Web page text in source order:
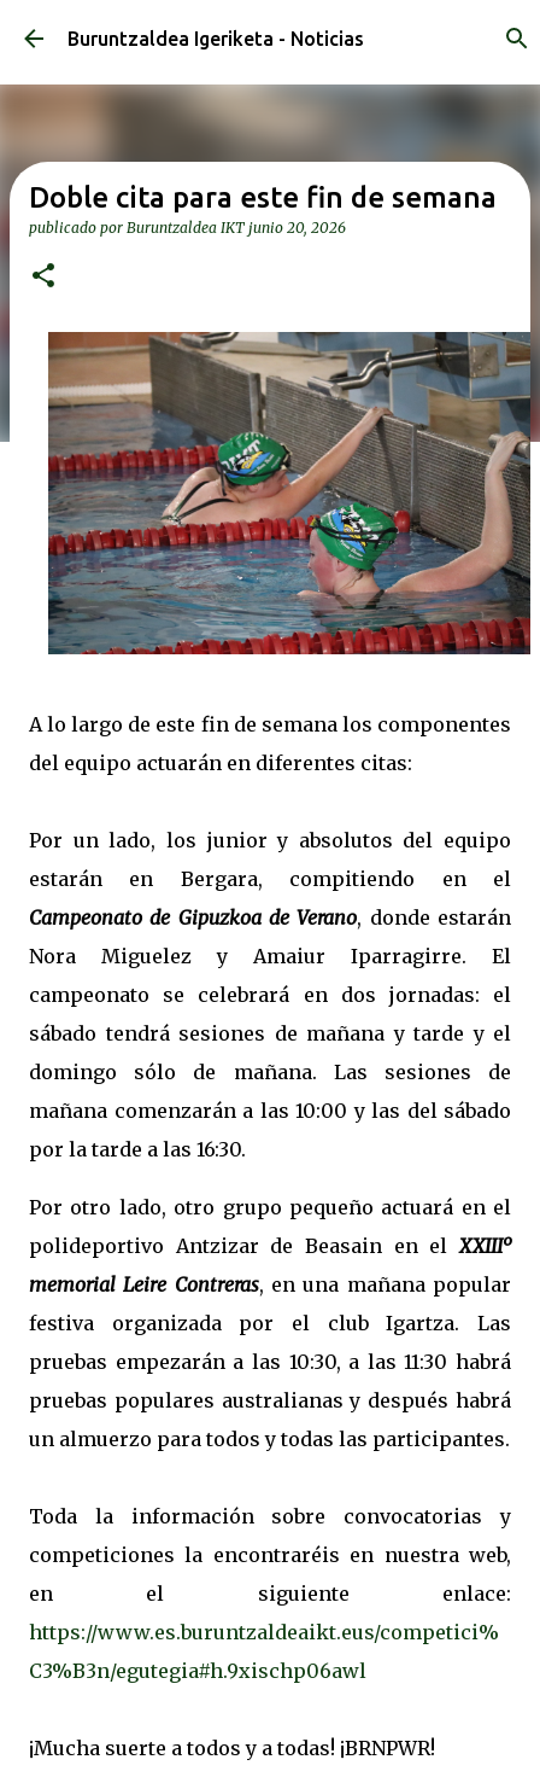
Ir al contenido principal
Buruntzaldea Igeriketa - Noticias
Doble cita para este fin de semana
publicado por Buruntzaldea IKT junio 20, 2026
A lo largo de este fin de semana los componentes
del equipo actuarán en diferentes citas:
Por un lado, los junior y absolutos del equipo
estarán en Bergara, compitiendo en el
Campeonato de Gipuzkoa de Verano, donde estarán
Nora Miguelez y Amaiur Iparragirre. El
campeonato se celebrará en dos jornadas: el
sábado tendrá sesiones de mañana y tarde y el
domingo sólo de mañana. Las sesiones de
mañana comenzarán a las 10:00 y las del sábado
por la tarde a las 16:30.
Por otro lado, otro grupo pequeño actuará en el
polideportivo Antzizar de Beasain en elXXIIIº
memorial Leire Contreras, en una mañana popular
festiva organizada por el club Igartza. Las
pruebas empezarán a las 10:30, a las 11:30 habrá
pruebas populares australianas y después habrá
un almuerzo para todos y todas las participantes.
Toda la información sobre convocatorias y
competiciones la encontraréis en nuestra web,
en el siguiente enlace:
https://www.es.buruntzaldeaikt.eus/competici%
C3%B3n/egutegia#h.9xischp06awl
¡Mucha suerte a todos y a todas! ¡BRNPWR!